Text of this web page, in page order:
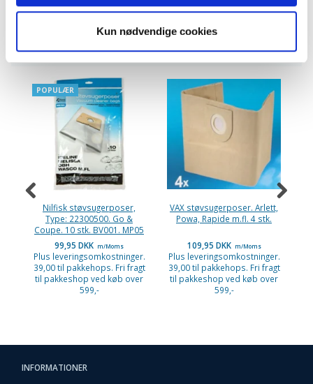
Kun nødvendige cookies
ANDRE KØBTE OGSÅ
POPULÆR
Nilfisk støvsugerposer,
Type: 22300500. Go &
Coupe. 10 stk. BV001. MP05
99,95 DKK m/Moms
Plus leveringsomkostninger.
39,00 til pakkehops. Fri fragt
til pakkeshop ved køb over
599,-
VAX støvsugerposer. Arlett,
Powa, Rapide m.fl. 4 stk.
109,95 DKK m/Moms
Plus leveringsomkostninger.
39,00 til pakkehops. Fri fragt
til pakkeshop ved køb over
599,-
INFORMATIONER